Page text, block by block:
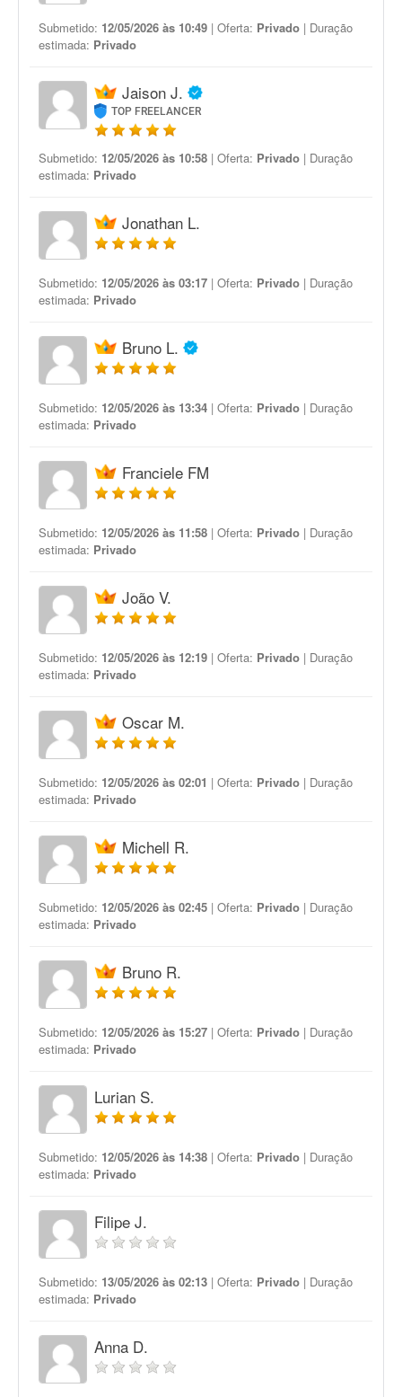
Submetido: 12/05/2026 às 10:49 | Oferta: Privado | Duração
estimada: Privado
Jaison J.
TOP FREELANCER
Submetido: 12/05/2026 às 10:58 | Oferta: Privado | Duração
estimada: Privado
Jonathan L.
Submetido: 12/05/2026 às 03:17 | Oferta: Privado | Duração
estimada: Privado
Bruno L.
Submetido: 12/05/2026 às 13:34 | Oferta: Privado | Duração
estimada: Privado
Franciele FM
Submetido: 12/05/2026 às 11:58 | Oferta: Privado | Duração
estimada: Privado
João V.
Submetido: 12/05/2026 às 12:19 | Oferta: Privado | Duração
estimada: Privado
Oscar M.
Submetido: 12/05/2026 às 02:01 | Oferta: Privado | Duração
estimada: Privado
Michell R.
Submetido: 12/05/2026 às 02:45 | Oferta: Privado | Duração
estimada: Privado
Bruno R.
Submetido: 12/05/2026 às 15:27 | Oferta: Privado | Duração
estimada: Privado
Lurian S.
Submetido: 12/05/2026 às 14:38 | Oferta: Privado | Duração
estimada: Privado
Filipe J.
Submetido: 13/05/2026 às 02:13 | Oferta: Privado | Duração
estimada: Privado
Anna D.